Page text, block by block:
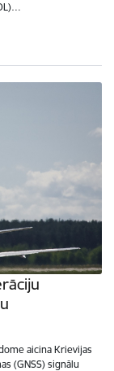
aicina Krievijas
(GNSS) signālu